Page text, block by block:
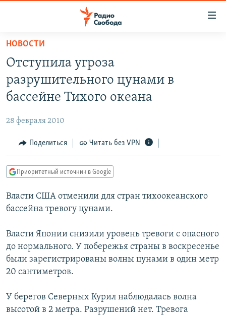
упрощенного
доступа
основному
Вернутся
Вернутся
поиску
ПОДКАСТЫ
АВТОРСКИЕ ПРОЕКТЫ
МНЕНИЯ
КУЛЬТУРА
КАВКАЗ.РЕАЛИИ
СЕВЕР.РЕАЛИИ
СИБИРЬ.РЕАЛИИ
РАСПИСАНИЕ ВЕЩАНИЯ
ПОДПИШИТЕСЬ НА РАССЫЛКУ
НОВОСТИ
Отступила угроза
разрушительного цунами в
бассейне Тихого океана
28 февраля 2010
Поделиться Читать без VPN
Приоритетный источник в Google
Власти США отменили для стран тихоокеанского
бассейна тревогу цунами.
Власти Японии снизили уровень тревоги с опасного
до нормального. У побережья страны в воскресенье
были зарегистрированы волны цунами в один метр
20 сантиметров.
У берегов Северных Курил наблюдалась волна
высотой в 2 метра. Разрушений нет. Тревога